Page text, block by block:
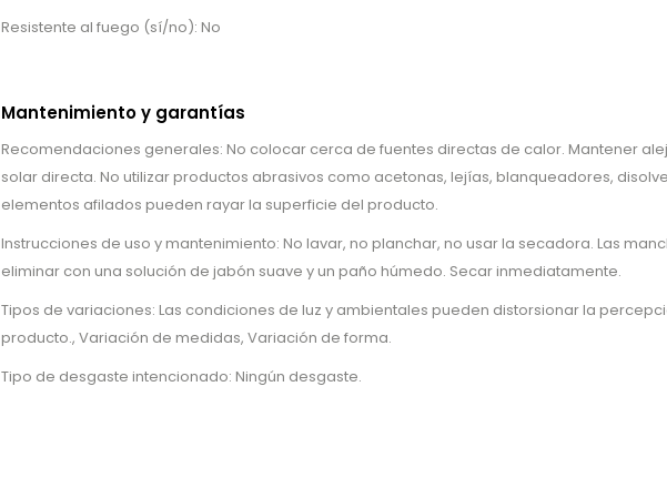
Resistente al fuego (sí/no): No
Mantenimiento y garantías
Recomendaciones generales: No colocar cerca de fuentes directas de calor. Mantener
solar directa. No utilizar productos abrasivos como acetonas, lejías, blanqueadores,
elementos afilados pueden rayar la superficie del producto.
Instrucciones de uso y mantenimiento: No lavar, no planchar, no usar la secadora. Las
eliminar con una solución de jabón suave y un paño húmedo. Secar inmediatamente.
Tipos de variaciones: Las condiciones de luz y ambientales pueden distorsionar la
producto., Variación de medidas, Variación de forma.
Tipo de desgaste intencionado: Ningún desgaste.